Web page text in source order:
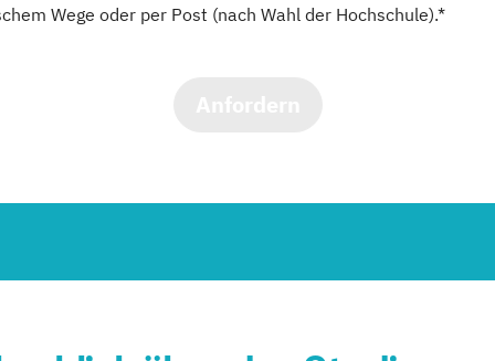
Wege oder per Post (nach Wahl der Hochschule).*